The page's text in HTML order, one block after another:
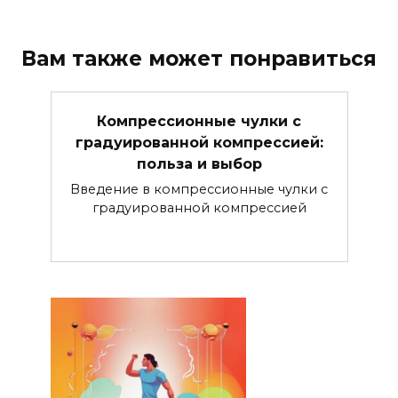
Вам также может понравиться
Компрессионные чулки с
градуированной компрессией:
польза и выбор
Введение в компрессионные чулки с
градуированной компрессией